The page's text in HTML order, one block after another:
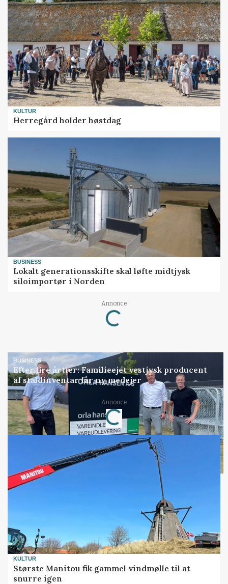
KULTUR
Herregård holder høstdag
BUSINESS
Lokalt generationsskifte skal løfte midtjysk
siloimportør i Norden
Annonce
Loading...
BUSINESS
Efter fire årtier: Familieejet vestjysk producent
af staldinventar får ny medejer
Annonce
Loading...
KULTUR
Største Manitou fik gammel vindmølle til at
snurre igen